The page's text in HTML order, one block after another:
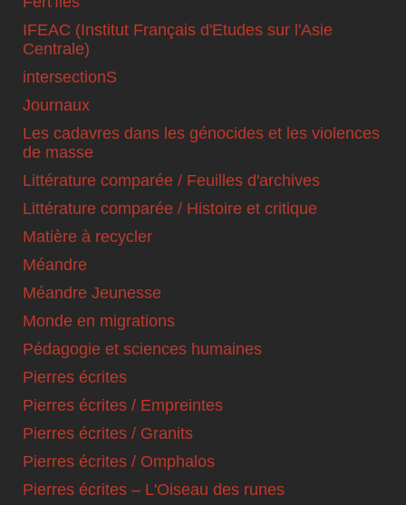
IFEAC (Institut Français d'Etudes sur l'Asie
Centrale)
intersectionS
Journaux
Les cadavres dans les génocides et les violences
de masse
Littérature comparée / Feuilles d'archives
Littérature comparée / Histoire et critique
Matière à recycler
Méandre
Méandre Jeunesse
Monde en migrations
Pédagogie et sciences humaines
Pierres écrites
Pierres écrites / Empreintes
Pierres écrites / Granits
Pierres écrites / Omphalos
Pierres écrites – L'Oiseau des runes